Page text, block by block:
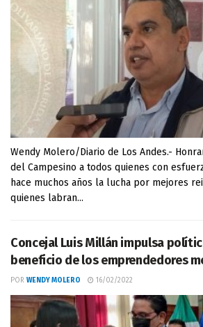
Wendy Molero/Diario de Los Andes.-
del Campesino a todos quienes con
hace muchos años la lucha por mejores
quienes labran...
Concejal Luis Millán impulsa
beneficio de los emprendedores
POR WENDY MOLERO 16/02/2022